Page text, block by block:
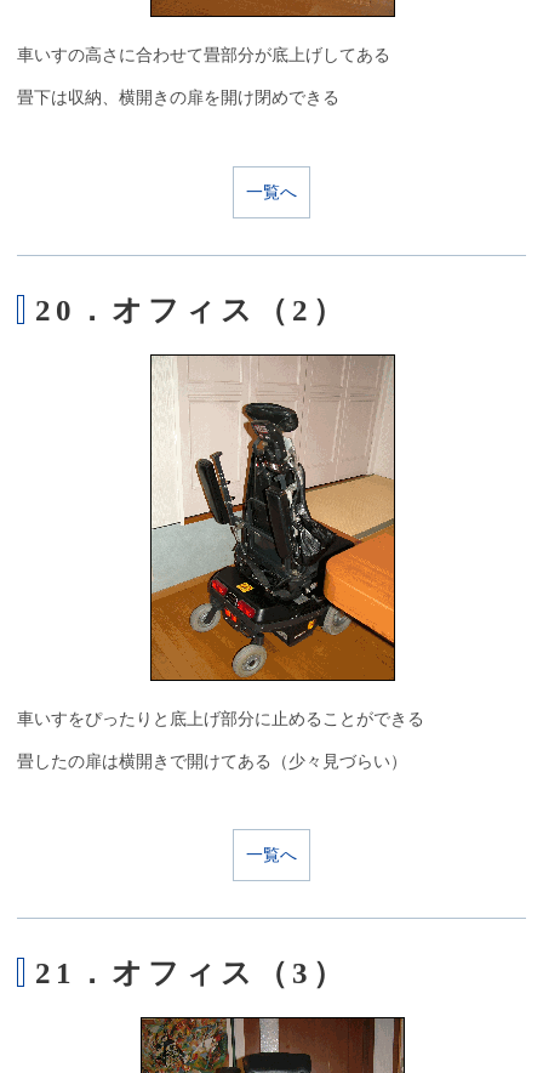
車いすの高さに合わせて畳部分が底上げしてある
畳下は収納、横開きの扉を開け閉めできる
一覧へ
20．オフィス（2）
車いすをぴったりと底上げ部分に止めることができる
畳したの扉は横開きで開けてある（少々見づらい）
一覧へ
21．オフィス（3）